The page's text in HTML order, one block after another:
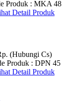
Produk : MKA 48
Detail Produk
(Hubungi Cs)
Produk : DPN 45
Detail Produk